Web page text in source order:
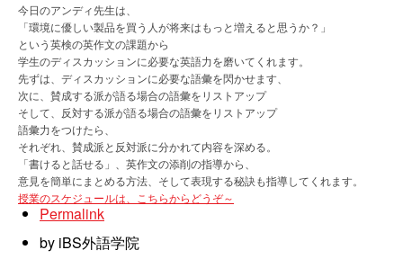
今日のアンディ先生は、
「環境に優しい製品を買う人が将来はもっと増えると思うか？」
という英検の英作文の課題から
学生のディスカッションに必要な英語力を磨いてくれます。
先ずは、ディスカッションに必要な語彙を閃かせます、
次に、賛成する派が語る場合の語彙をリストアップ
そして、反対する派が語る場合の語彙をリストアップ
語彙力をつけたら、
それぞれ、賛成派と反対派に分かれて内容を深める。
「書けると話せる」、英作文の添削の指導から、
意見を簡単にまとめる方法、そして表現する秘訣も指導してくれます。
授業のスケジュールは、こちらからどうぞ～
Permalink
by iBS外語学院